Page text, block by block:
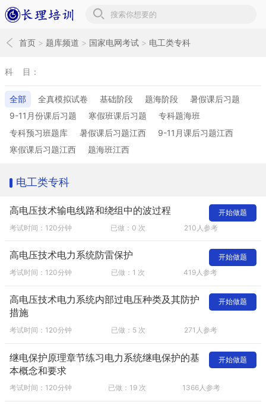
长理培训题库
首页 > 题库频道 > 国家电网考试 > 电工类专科
科 目：
全部 全真模拟试卷 基础阶段 题海阶段
暑假课后习题
9-11月份课后习题
寒假班课后习题
专科题海班
专科预习班题库
暑假课后习题江西
9-11月课后习题江西
寒假课后习题江西
题海班江西
电工类专科
高电压技术输电线路和绕组中的波过程
考试时间：120分钟 已做：0 次 210人参考
开始做题
高电压技术电力系统防雷保护
考试时间：120分钟 已做：1 次 419人参考
开始做题
高电压技术电力系统内部过电压种类及其防护
措施
考试时间：120分钟 已做：5 次 271人参考
开始做题
继电保护原理章节练习电力系统继电保护的基
本概念和要求
考试时间：120分钟 已做：19 次 1366人参考
开始做题